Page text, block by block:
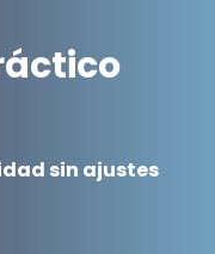
sin ajustes